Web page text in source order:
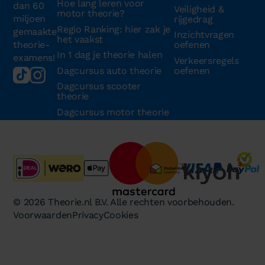
dan 60
miljoen
gemaakte
theorie-
examens!
Hoe lang leren voor
motor theorie?
Regio Ranking: hier zak je
het vaakst
In 1 dag je theorie halen
Dagcursus auto theorie
Dagcursus scooter
theorie
Dagcursus motor theorie
Veiligheid &
rijgedrag
Inzichtvragen
oefenen
Verkeersregels
oefenen
© 2026 Theorie.nl B.V. Alle rechten voorbehouden.
VoorwaardenPrivacyCookies